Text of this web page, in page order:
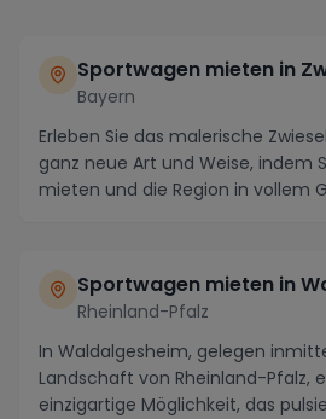
Sportwagen mieten in
Bayern
Erleben Sie das malerische
ganz neue Art und Weise, indem
mieten und die Region in vollem
Sportwagen mieten in
Rheinland-Pfalz
In Waldalgesheim, gelegen
Landschaft von Rheinland-Pfalz,
einzigartige Möglichkeit, das